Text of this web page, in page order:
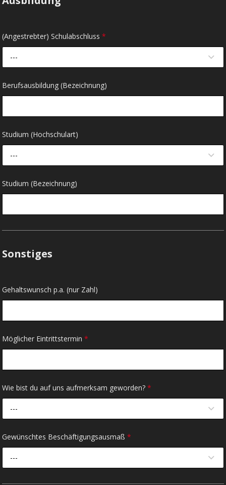
(Angestrebter) Schulabschluss*
---
Berufsausbildung (Bezeichnung)
Studium (Hochschulart)
---
Studium (Bezeichnung)
Sonstiges
Gehaltswunsch p.a. (nur Zahl)
Möglicher Eintrittstermin*
Wie bist du auf uns aufmerksam geworden?*
---
Gewünschtes Beschäftigungsausmaß*
---